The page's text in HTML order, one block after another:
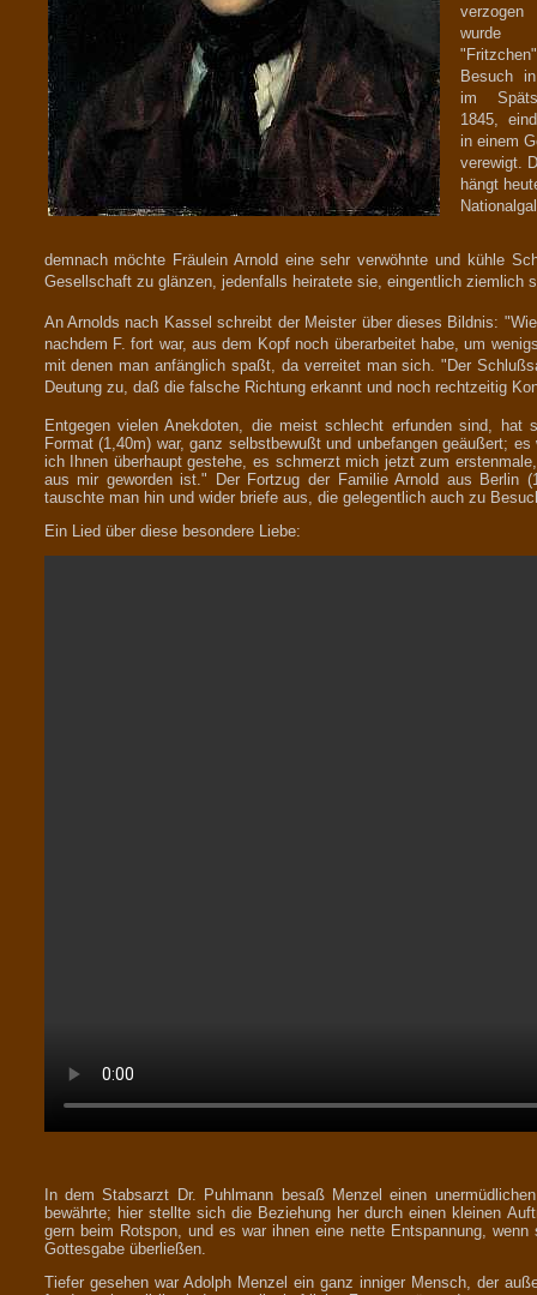
wurde
Besuch
im
1845,
in einem
verewigt.
hängt
demnach möchte Fräulein Arnold eine sehr verwöhnte und kühle
Gesellschaft zu glänzen, jedenfalls heiratete sie, eingentlich ziemlich
An Arnolds nach Kassel schreibt der Meister über dieses Bildnis:
nachdem F. fort war, aus dem Kopf noch überarbeitet habe, um
mit denen man anfänglich spaßt, da verreitet man sich. "Der
Deutung zu, daß die falsche Richtung erkannt und noch rechtzeitig
Entgegen vielen Anekdoten, die meist schlecht erfunden sind,
Format (1,40m) war, ganz selbstbewußt und unbefangen geäußert;
ich Ihnen überhaupt gestehe, es schmerzt mich jetzt zum
aus mir geworden ist." Der Fortzug der Familie Arnold aus Berlin
tauschte man hin und wider briefe aus, die gelegentlich auch zu
Ein Lied über diese besondere Liebe:
In dem Stabsarzt Dr. Puhlmann besaß Menzel einen
bewährte; hier stellte sich die Beziehung her durch einen kleinen
gern beim Rotspon, und es war ihnen eine nette Entspannung,
Gottesgabe überließen.
Tiefer gesehen war Adolph Menzel ein ganz inniger Mensch, der